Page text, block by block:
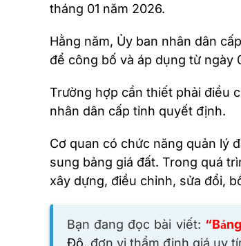
tháng 01 năm 2026.
Hằng năm, Ủy ban nhân dân
để công bố và áp dụng từ ngày
Trường hợp cần thiết phải điều
nhân dân cấp tỉnh quyết định.
Cơ quan có chức năng quản lý
sung bảng giá đất. Trong quá
xây dựng, điều chỉnh, sửa đổi,
Bạn đang đọc bài viết:
Đô, đơn vị thẩm định giá uy